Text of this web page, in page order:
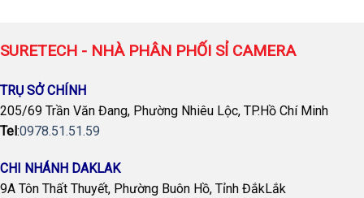
SURETECH - NHÀ PHÂN PHỐI SỈ CAMERA
TRỤ SỞ CHÍNH
205/69 Trần Văn Đang, Phường Nhiêu Lộc, TP.Hồ Chí Minh
Tel:0978.51.51.59
CHI NHÁNH DAKLAK
9A Tôn Thất Thuyết, Phường Buôn Hồ, Tỉnh ĐắkLắk